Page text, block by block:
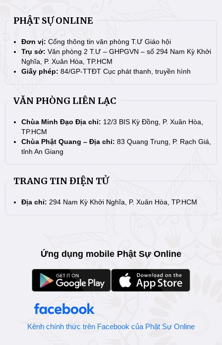
PHẬT SỰ ONLINE
Đơn vị: Cổng thông tin văn phòng T.Ư Giáo hội
Trụ sở: Văn phòng 2 T.Ư – GHPGVN – số 294 Nam Kỳ Khởi
Nghĩa, P. Xuân Hòa, TP.HCM
Giấy phép: 84/GP-TTĐT Cục phát thanh, truyền hình
VĂN PHÒNG LIÊN LẠC
Chùa Minh Đạo Địa chỉ: 12/3 BIS Kỳ Đồng, P. Xuân Hòa,
TP.HCM
Chùa Phật Quang – Địa chỉ: 83 Quang Trung, P. Rạch Giá,
tỉnh An Giang
TRANG TIN ĐIỆN TỬ
Địa chỉ: 294 Nam Kỳ Khởi Nghĩa, P. Xuân Hòa, TP.HCM
Ứng dụng mobile Phật Sự Online
Kênh chính thức trên Facebook của Phật Sự Online